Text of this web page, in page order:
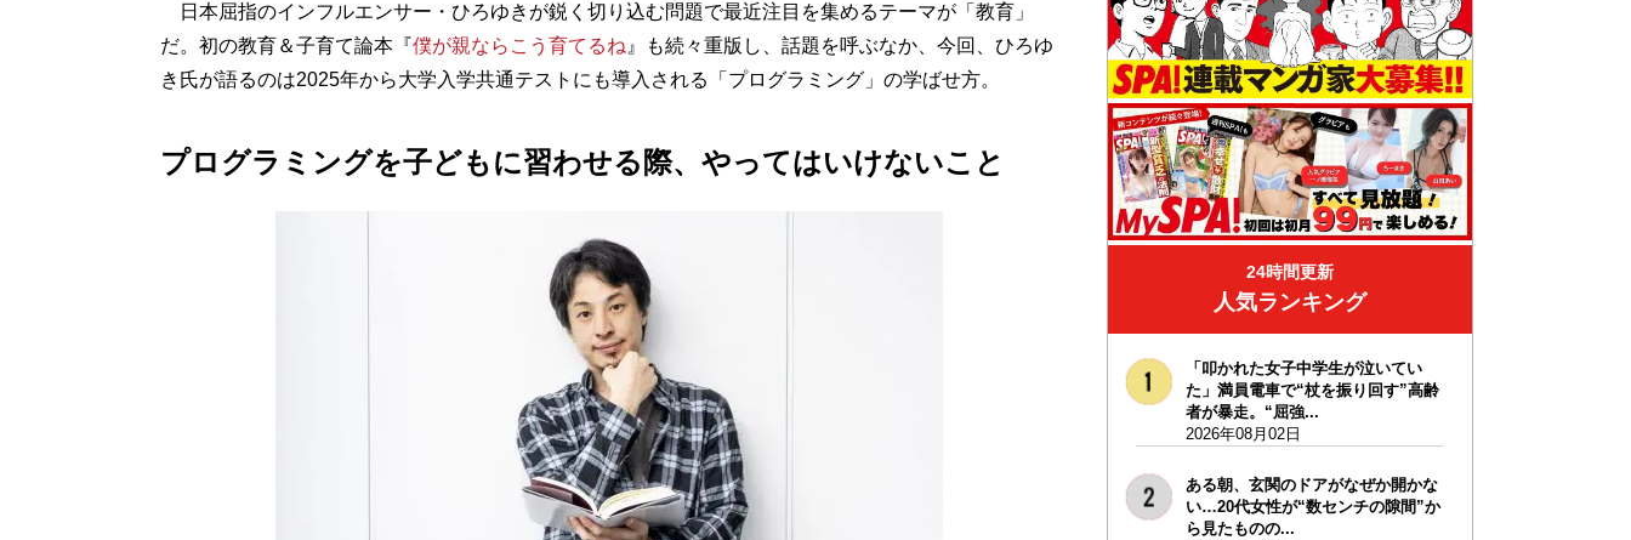
日本屈指のインフルエンサー・ひろゆきが鋭く切り込む問題で最近注目を集めるテーマが「教育」
だ。初の教育＆子育て論本『僕が親ならこう育てるね 』も続々重版し、話題を呼ぶなか、今回、ひろゆ
き氏が語るのは2025年から大学入学共通テストにも導入される「プログラミング」の学ばせ方。
プログラミングを子どもに習わせる際、やってはいけないこと
24時間更新
人気ランキング
「叩かれた女子中学生が泣いてい
た」満員電車で“杖を振り回す”高齢
者が暴走。“屈強...
2026年08月02日
ある朝、玄関のドアがなぜか開かな
い…20代女性が“数センチの隙間”か
ら見たものの...